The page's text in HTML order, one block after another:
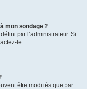
mon sondage ?
par l’administrateur. Si
le.
être modifiés que par